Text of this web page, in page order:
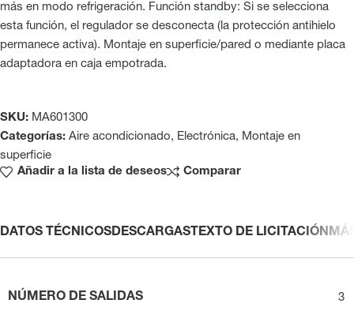
más en modo refrigeración. Función standby: Si se selecciona
esta función, el regulador se desconecta (la protección antihielo
permanece activa). Montaje en superficie/pared o mediante placa
adaptadora en caja empotrada.
SKU: MA601300
Categorías: Aire acondicionado, Electrónica, Montaje en
superficie
Añadir a la lista de deseos
Comparar
DATOS TÉCNICOSDESCARGASTEXTO DE LICITACIÓN
NÚMERO DE SALIDAS 3